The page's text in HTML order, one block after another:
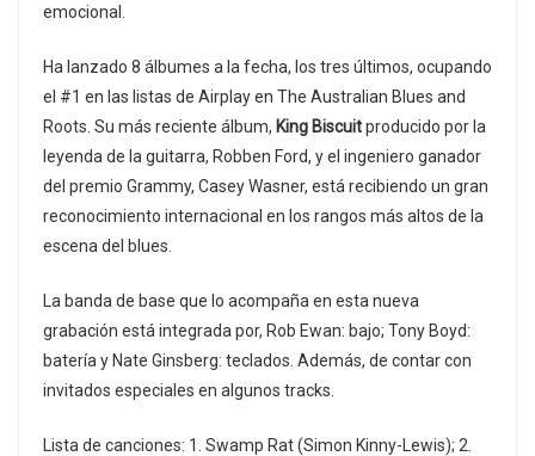
emocional.
Ha lanzado 8 álbumes a la fecha, los tres últimos, ocupando
el #1 en las listas de Airplay en The Australian Blues and
Roots. Su más reciente álbum, King Biscuitproducido por la
leyenda de la guitarra, Robben Ford, y el ingeniero ganador
del premio Grammy, Casey Wasner, está recibiendo un gran
reconocimiento internacional en los rangos más altos de la
escena del blues.
La banda de base que lo acompaña en esta nueva
grabación está integrada por, Rob Ewan: bajo; Tony Boyd:
batería y Nate Ginsberg: teclados. Además, de contar con
invitados especiales en algunos tracks.
Lista de canciones: 1. Swamp Rat (Simon Kinny-Lewis); 2.